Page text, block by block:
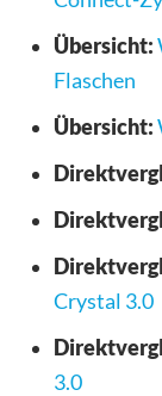
Übersicht:
Flaschen
Übersicht:
Crystal 3.0
3.0